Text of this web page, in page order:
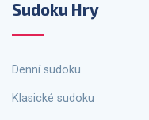
Sudoku Hry
Denní sudoku
Klasické sudoku